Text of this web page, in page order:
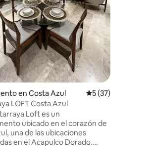
5 de 5, 8 reseñas
en Costa Azul Calificación
5 (37)
LOFT Costa Azul
Loft es un
ubicado en el corazón de
una de las ubicaciones
en el Acapulco Dorado.
espacios de
servicios